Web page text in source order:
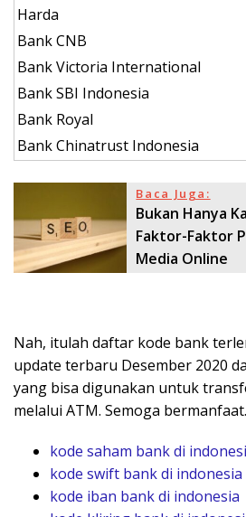
Harda
Bank CNB
Bank Victoria International
Bank SBI Indonesia
Bank Royal
Bank Chinatrust Indonesia
Baca Juga:
Bukan Hanya
Faktor-Faktor
Media Online
Nah, itulah daftar kode bank
update terbaru Desember 2020
yang bisa digunakan untuk
melalui ATM. Semoga bermanfaat.
kode saham bank di
kode swift bank di indonesia
kode iban bank di indonesia